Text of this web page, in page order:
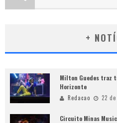
+
Milton Guedes traz
Horizonte
Redacao 22
Circuito Minas